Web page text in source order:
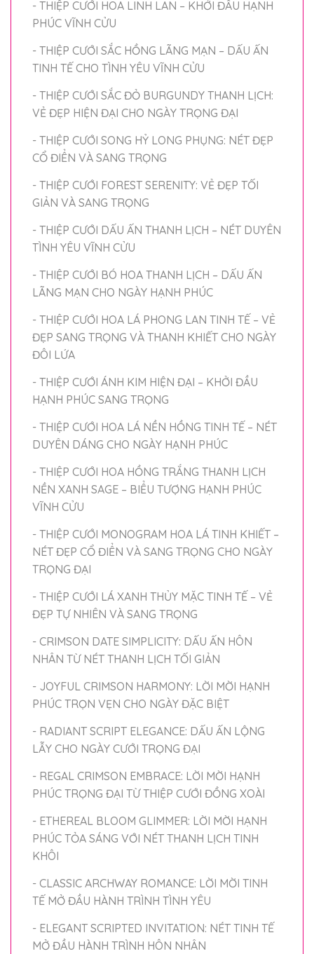
- THIỆP CƯỚI HOA LINH LAN – KHỞI ĐẦU HẠNH
PHÚC VĨNH CỬU
- THIỆP CƯỚI SẮC HỒNG LÃNG MẠN – DẤU ẤN
TINH TẾ CHO TÌNH YÊU VĨNH CỬU
- THIỆP CƯỚI SẮC ĐỎ BURGUNDY THANH LỊCH:
VẺ ĐẸP HIỆN ĐẠI CHO NGÀY TRỌNG ĐẠI
- THIỆP CƯỚI SONG HỶ LONG PHỤNG: NÉT ĐẸP
CỔ ĐIỂN VÀ SANG TRỌNG
- THIỆP CƯỚI FOREST SERENITY: VẺ ĐẸP TỐI
GIẢN VÀ SANG TRỌNG
- THIỆP CƯỚI DẤU ẤN THANH LỊCH – NÉT DUYÊN
TÌNH YÊU VĨNH CỬU
- THIỆP CƯỚI BÓ HOA THANH LỊCH – DẤU ẤN
LÃNG MẠN CHO NGÀY HẠNH PHÚC
- THIỆP CƯỚI HOA LÁ PHONG LAN TINH TẾ – VẺ
ĐẸP SANG TRỌNG VÀ THANH KHIẾT CHO NGÀY
ĐÔI LỨA
- THIỆP CƯỚI ÁNH KIM HIỆN ĐẠI – KHỞI ĐẦU
HẠNH PHÚC SANG TRỌNG
- THIỆP CƯỚI HOA LÁ NỀN HỒNG TINH TẾ – NÉT
DUYÊN DÁNG CHO NGÀY HẠNH PHÚC
- THIỆP CƯỚI HOA HỒNG TRẮNG THANH LỊCH
NỀN XANH SAGE – BIỂU TƯỢNG HẠNH PHÚC
VĨNH CỬU
- THIỆP CƯỚI MONOGRAM HOA LÁ TINH KHIẾT –
NÉT ĐẸP CỔ ĐIỂN VÀ SANG TRỌNG CHO NGÀY
TRỌNG ĐẠI
- THIỆP CƯỚI LÁ XANH THỦY MẶC TINH TẾ – VẺ
ĐẸP TỰ NHIÊN VÀ SANG TRỌNG
- CRIMSON DATE SIMPLICITY: DẤU ẤN HÔN
NHÂN TỪ NÉT THANH LỊCH TỐI GIẢN
- JOYFUL CRIMSON HARMONY: LỜI MỜI HẠNH
PHÚC TRỌN VẸN CHO NGÀY ĐẶC BIỆT
- RADIANT SCRIPT ELEGANCE: DẤU ẤN LỘNG
LẪY CHO NGÀY CƯỚI TRỌNG ĐẠI
- REGAL CRIMSON EMBRACE: LỜI MỜI HẠNH
PHÚC TRỌNG ĐẠI TỪ THIỆP CƯỚI ĐỒNG XOÀI
- ETHEREAL BLOOM GLIMMER: LỜI MỜI HẠNH
PHÚC TỎA SÁNG VỚI NÉT THANH LỊCH TINH
KHÔI
- CLASSIC ARCHWAY ROMANCE: LỜI MỜI TINH
TẾ MỞ ĐẦU HÀNH TRÌNH TÌNH YÊU
- ELEGANT SCRIPTED INVITATION: NÉT TINH TẾ
MỞ ĐẦU HÀNH TRÌNH HÔN NHÂN